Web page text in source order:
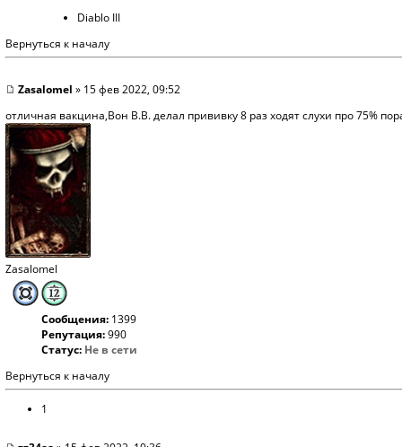
Diablo III
Вернуться к началу
Zasalomel » 15 фев 2022, 09:52
отличная вакцина,Вон В.В. делал прививку 8 раз ходят слухи про 75%
Zasalomel
Сообщения: 1399
Репутация:990
Статус: Не в сети
Вернуться к началу
1